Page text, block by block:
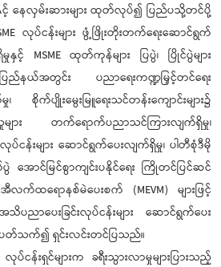
နေလှမ်းဆားများ ထုတ်လုပ်၍ ပြည်ပသို့တင်ပို့
လုပ်ငန်းများ ဖွံ့ဖြိုးတိုးတက်ရေးဆောင်ရွက်
MSME ထုတ်ကုန်များ ပြပွဲ၊ ပြိုင်ပွဲများ
ည်နယ်အတွင်း ပညာရေးကဏ္ဍမြှင့်တင်ရေး
ပျိုးမွေးမြူရေးသင်တန်းကျောင်းများ၌
များ တက်ရောက်ပညာသင်ကြားလျက်ရှိမှု၊
ပ်ငန်းများ ဆောင်ရွက်ပေးလျက်ရှိမှု၊ ပါတီစုံဒီမို
ောင်မြင်စွာကျင်းပနိုင်ရေး ကြိုတင်ပြင်ဆင်
က်ထရောနစ်မဲပေးစက် (MEVM) များဖြင့်
ညာပေးခြင်းလုပ်ငန်းများ ဆောင်ရွက်ပေး
ပတ်သက်၍ ရှင်းလင်းတင်ပြသည်။
ငန်းရှင်များက ခရီးသွားလာမှုများပြားသည့်